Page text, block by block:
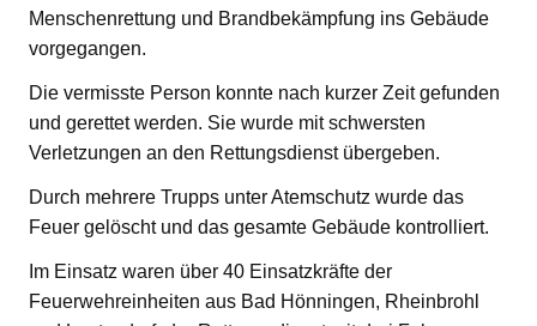
Menschenrettung und Brandbekämpfung ins Gebäude
vorgegangen.
Die vermisste Person konnte nach kurzer Zeit gefunden
und gerettet werden. Sie wurde mit schwersten
Verletzungen an den Rettungsdienst übergeben.
Durch mehrere Trupps unter Atemschutz wurde das
Feuer gelöscht und das gesamte Gebäude kontrolliert.
Im Einsatz waren über 40 Einsatzkräfte der
Feuerwehreinheiten aus Bad Hönningen, Rheinbrohl